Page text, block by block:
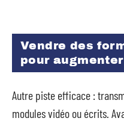
Vendre des
pour
Autre piste efficace :
modules vidéo ou écrits.